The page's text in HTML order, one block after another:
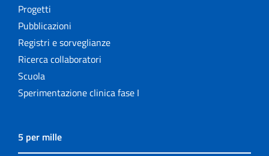
Progetti
Pubblicazioni
Registri e sorveglianze
Ricerca collaboratori
Scuola
Sperimentazione clinica fase I
5 per mille